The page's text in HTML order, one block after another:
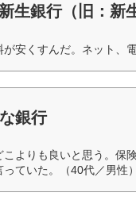
生銀行（旧：新
安くすんだ。ネット、
銀行
こよりも良いと思う。保
ていた。（40代／男性）